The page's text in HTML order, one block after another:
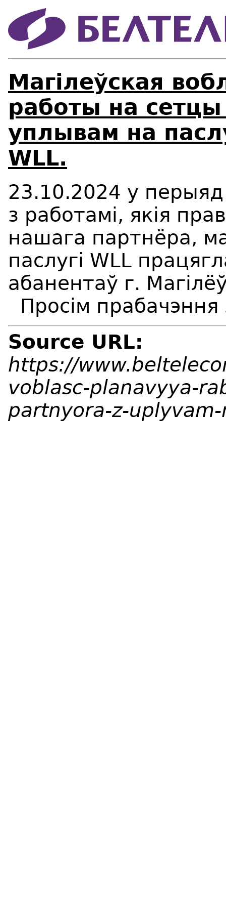
Магілеўcкая
работы на
уплывам на
WLL.
23.10.2024 у перыяд
з работамі, якія
нашага партнёра,
паслугі WLL
абанентаў г.
Просім прабачэння
Source URL:
https://
voblasc-planavyya-
partnyora-z-